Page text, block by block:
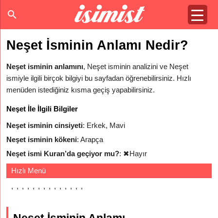
Neşet İsminin Anlamı Nedir?
Neşet isminin anlamını, Neşet isminin analizini ve Neşet
ismiyle ilgili birçok bilgiyi bu sayfadan öğrenebilirsiniz. Hızlı
menüden istediğiniz kısma geçiş yapabilirsiniz.
Neşet İle İlgili Bilgiler
Neşet isminin cinsiyeti: Erkek, Mavi
Neşet isminin kökeni: Arapça
Neşet ismi Kuran’da geçiyor mu?: ✖Hayır
Hızlı Menü